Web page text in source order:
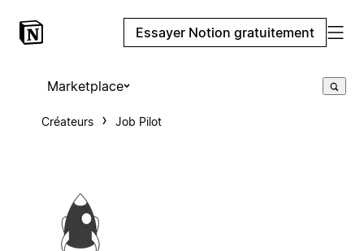
Essayer Notion gratuitement
Marketplace
Créateurs Job Pilot